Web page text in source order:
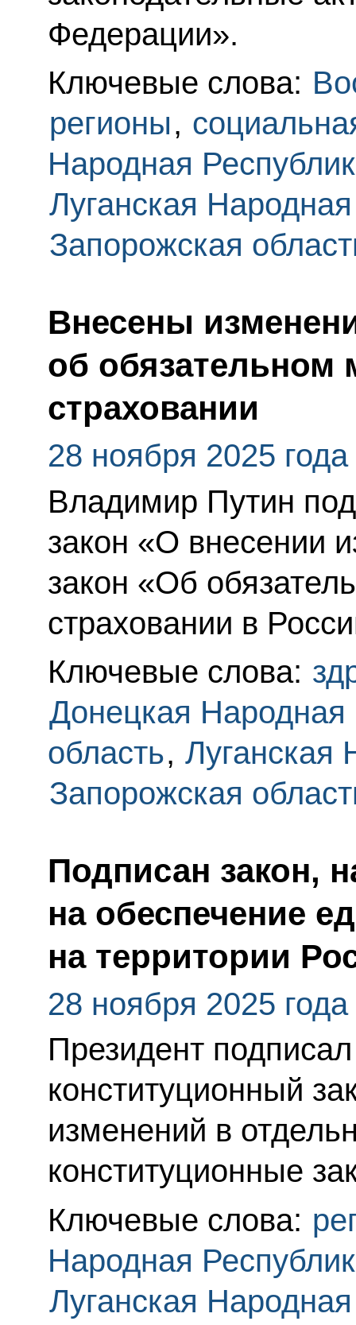
Федерации».
Ключевые слова:
регионы,
Народная
Луганская
Запорожская
Внесены
об обязательном
страховании
28 ноября 2025 года
Владимир Путин
закон «О внесении
закон «Об
страховании в
Ключевые слова:
Донецкая Народная
область, Луганская
Запорожская
Подписан закон,
на обеспечение
на территории
28 ноября 2025 года
Президент
конституционный
изменений в
конституционные
Ключевые слова:
Народная
Луганская